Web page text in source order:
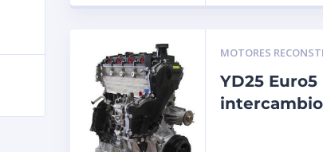
MOTORES
YD25